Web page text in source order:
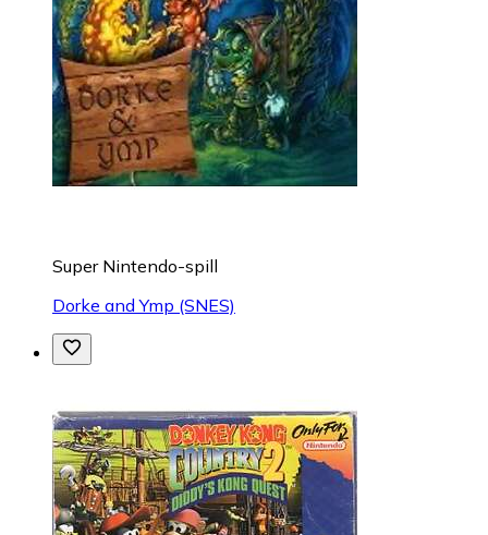
Super Nintendo-spill
Dorke and Ymp (SNES)